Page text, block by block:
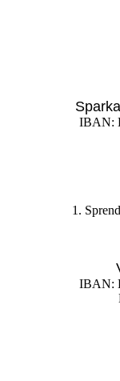
IBAN:
1.
IBAN: